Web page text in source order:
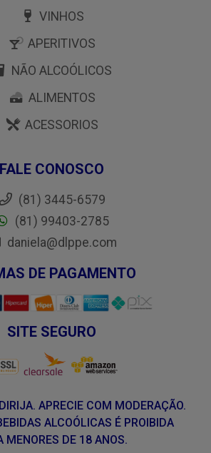
VINHOS
APERITIVOS
NÃO ALCOÓLICOS
ALIMENTOS
ACESSORIOS
FALE CONOSCO
(81) 3445-6579
(81) 99403-2785
daniela@dlppe.com
DE PAGAMENTO
SITE SEGURO
APRECIE COM MODERAÇÃO.
ALCOÓLICAS É PROIBIDA
MENORES DE 18 ANOS.